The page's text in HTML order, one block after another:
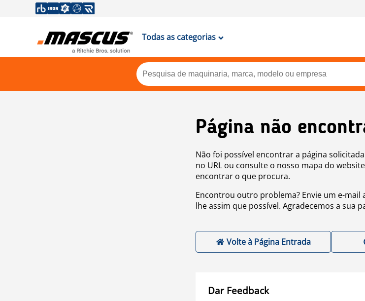
Todas as categorias
Página não
Não foi possível encontrar a página
no URL ou consulte o nosso mapa do
encontrar o que procura.
Encontrou outro problema? Envie um e-mail
lhe assim que possível. Agradecemos a sua
Volte à Página Entrada
Dar Feedback